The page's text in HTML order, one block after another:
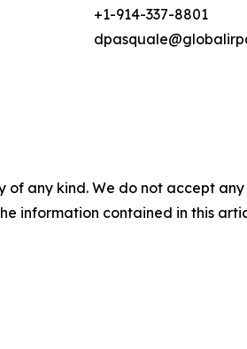
+1-914-337-8801
of any kind. We do not accept
information contained in this